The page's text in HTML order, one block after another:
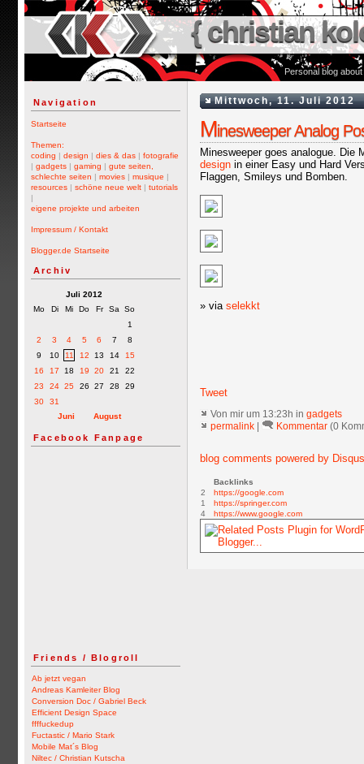
{ christian
Personal blog
Navigation
Startseite
Themen:
coding | design | dies & das | fotografie
| gadgets | gaming | gute seiten,
schlechte seiten | movies | musique |
resources | schöne neue welt | tutorials
|
eigene projekte und arbeiten
Impressum / Kontakt
Blogger.de Startseite
Archiv
Juli 2012
Mo
Di Mi Do Fr Sa
So
1
2
3 4 5 6 7
8
9
10 11 12 13 14
15
16
17 18 19 20 21
22
23
24 25 26 27 28
29
30
31
Juni
August
Facebook Fanpage
Friends / Blogroll
Ab jetzt vegan
Andreas Kamleiter Blog
Conversion Doc / Gabriel Beck
Efficient Design Space
ffffuckedup
Fuctastic / Mario Stark
Mobile Mat´s Blog
Niltec / Christian Kutscha
Mittwoch, 11. Juli 2012
Minesweeper Analog
Minesweeper goes analogue. Die
design in einer Easy und Hard
Flaggen, Smileys und Bomben.
» via selekkt
Tweet
Von mir um 13:23h in gadgets
permalink
Kommentar (0
blog comments powered by Disqus
Backlinks
2
https://google.com
1
https://springer.com
4
https://www.google.com